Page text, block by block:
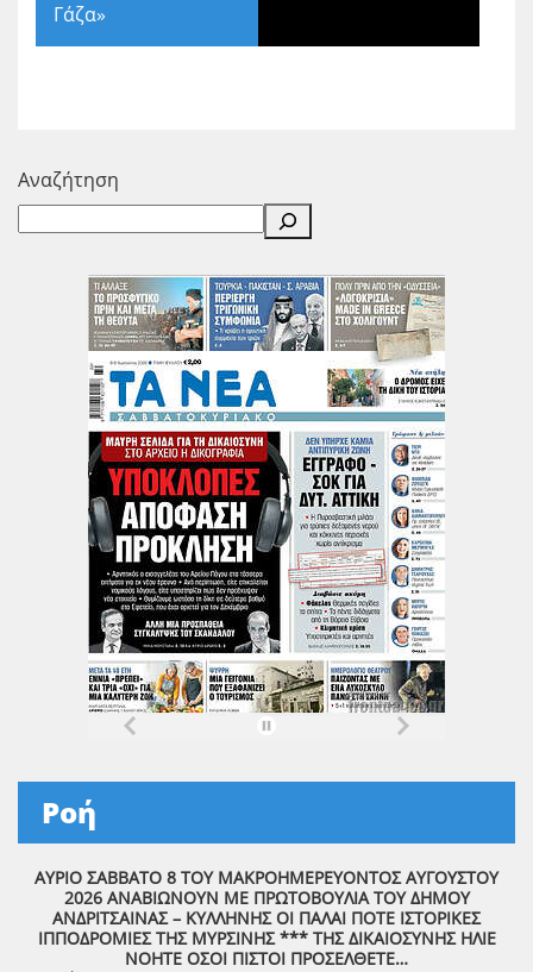
Γάζα»
Αναζήτηση
Ροή
ΑΥΡΙΟ ΣΑΒΒΑΤΟ 8 ΤΟΥ ΜΑΚΡΟΗΜΕΡΕΥΟΝΤΟΣ ΑΥΓΟΥΣΤΟΥ
2026 ΑΝΑΒΙΩΝΟΥΝ ΜΕ ΠΡΩΤΟΒΟΥΛΙΑ ΤΟΥ ΔΗΜΟΥ
ΑΝΔΡΙΤΣΑΙΝΑΣ – ΚΥΛΛΗΝΗΣ ΟΙ ΠΑΛΑΙ ΠΟΤΕ ΙΣΤΟΡΙΚΕΣ
ΙΠΠΟΔΡΟΜΙΕΣ ΤΗΣ ΜΥΡΣΙΝΗΣ *** ΤΗΣ ΔΙΚΑΙΟΣΥΝΗΣ ΗΛΙΕ
ΝΟΗΤΕ ΟΣΟΙ ΠΙΣΤΟΙ ΠΡΟΣΕΛΘΕΤΕ…